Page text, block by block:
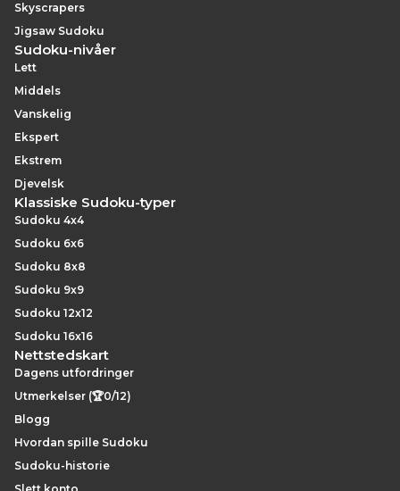
Skyscrapers
Jigsaw Sudoku
Sudoku-nivåer
Lett
Middels
Vanskelig
Ekspert
Ekstrem
Djevelsk
Klassiske Sudoku-typer
Sudoku 4x4
Sudoku 6x6
Sudoku 8x8
Sudoku 9x9
Sudoku 12x12
Sudoku 16x16
Nettstedskart
Dagens utfordringer
Utmerkelser (🏆0/12)
Blogg
Hvordan spille Sudoku
Sudoku-historie